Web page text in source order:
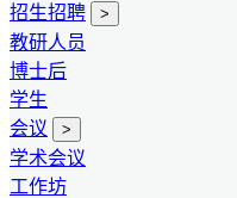
招生招聘
>
教研人员
博士后
学生
会议
>
学术会议
工作坊